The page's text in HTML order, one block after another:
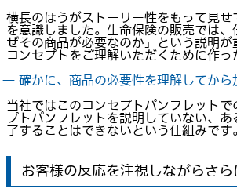
横長のほうがストーリー性をもって見
を意識しました。生命保険の販売では
ぜその商品が必要なのか」という説明
コンセプトをご理解いただくために作っ
― 確かに、商品の必要性を理解してから
当社ではこのコンセプトパンフレット
プトパンフレットを説明していない、
了することはできないという仕組みです
お客様の反応を注視しながらさ